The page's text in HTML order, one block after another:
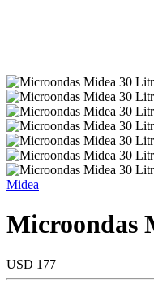
Midea
Microondas
USD 177